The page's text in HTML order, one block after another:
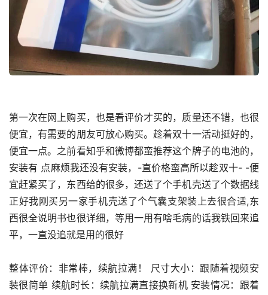
第一次在网上购买，也是看评价才买的，质量还不错，也很
便宜，有需要的朋友可放心购买。趁着双十一活动挺好的，
便宜一点。之前看知乎和微博都蛮推荐这个牌子的电池的，
安装有 点麻烦我还没有安装，-直价格蛮高所以趁双十- -便
宜赶紧买了，东西给的很多，还送了个手机壳送了个数据线
正好我刚买另一家手机壳送了个气囊支架装上去很合适,东
西很全说明书也很详细，等用一用有啥毛病的话我铁回来追
平，一直没追就是用的很好
整体评价：非常棒，续航拉满！ 尺寸大小：跟随着视频安
装很简单 续航时长：续航拉满直接换新机 安装情况：跟着